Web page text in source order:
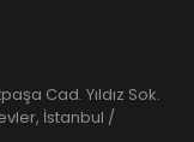
Cad. Yıldız Sok.
İstanbul /